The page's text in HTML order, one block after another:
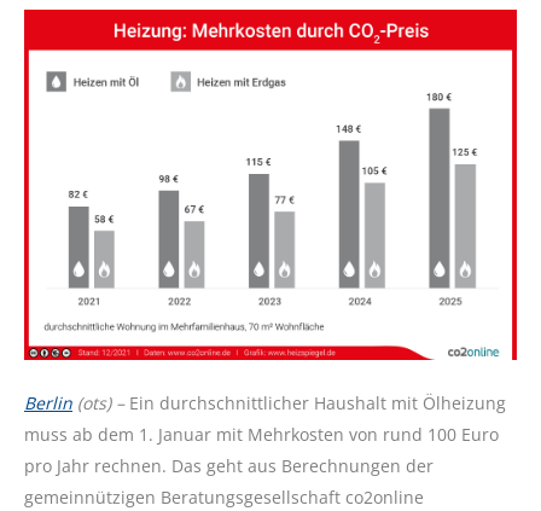
Berlin (ots) – Ein durchschnittlicher Haushalt mit Ölheizung
muss ab dem 1. Januar mit Mehrkosten von rund 100 Euro
pro Jahr rechnen. Das geht aus Berechnungen der
gemeinnützigen Beratungsgesellschaft co2online